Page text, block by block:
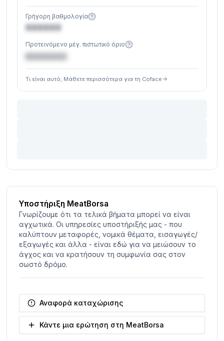
Γρήγορη βαθμολογία
XXXXXX
Προτεινόμενο μέγ. πιστωτικό όριο
€XXXXXX
Τι είναι αυτό; Μάθετε περισσότερα για τη Coface
Υποστήριξη MeatBorsa
Γνωρίζουμε ότι τα τελικά βήματα μπορεί να είναι
αγχωτικά. Οι υπηρεσίες υποστήριξής μας - που
καλύπτουν μεταφορές, νομικά θέματα, εισαγωγές/
εξαγωγές και άλλα - είναι εδώ για να μειώσουν το
άγχος και να κρατήσουν τη συμφωνία σας στον
σωστό δρόμο.
Αναφορά καταχώρισης
Κάντε μια ερώτηση στη MeatBorsa